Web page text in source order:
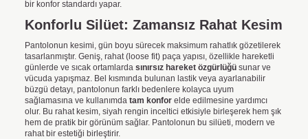
bir konfor standardı yapar.
Konforlu Silüet: Zamansız Rahat Kesim
Pantolonun kesimi, gün boyu sürecek maksimum rahatlık gözetilerek
tasarlanmıştır. Geniş, rahat (loose fit) paça yapısı, özellikle hareketli
günlerde ve sıcak ortamlarda sınırsız hareket özgürlüğü sunar ve
vücuda yapışmaz. Bel kısmında bulunan lastik veya ayarlanabilir
büzgü detayı, pantolonun farklı bedenlere kolayca uyum
sağlamasına ve kullanımda tam konfor elde edilmesine yardımcı
olur. Bu rahat kesim, siyah rengin inceltici etkisiyle birleşerek hem şık
hem de pratik bir görünüm sağlar. Pantolonun bu silüeti, modern ve
rahat bir estetiği birleştirir.